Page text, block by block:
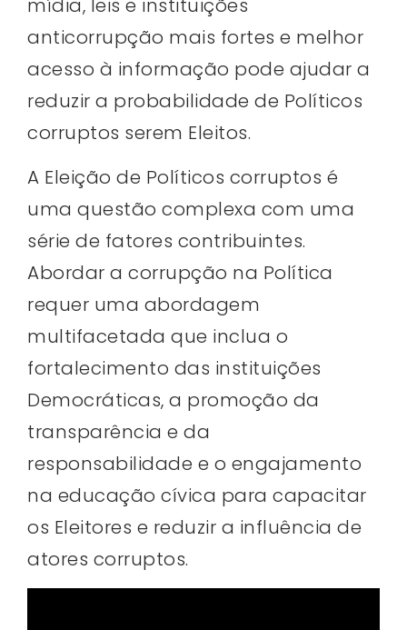
mídia, leis e instituições
anticorrupção mais fortes e melhor
acesso à informação pode ajudar a
reduzir a probabilidade de Políticos
corruptos serem Eleitos.
A Eleição de Políticos corruptos é
uma questão complexa com uma
série de fatores contribuintes.
Abordar a corrupção na Política
requer uma abordagem
multifacetada que inclua o
fortalecimento das instituições
Democráticas, a promoção da
transparência e da
responsabilidade e o engajamento
na educação cívica para capacitar
os Eleitores e reduzir a influência de
atores corruptos.